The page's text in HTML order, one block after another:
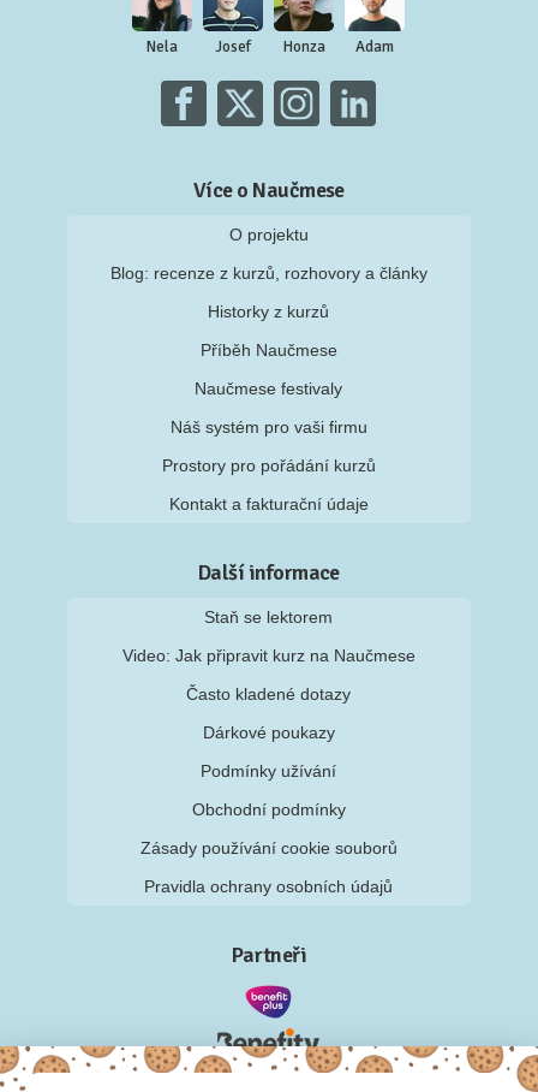
Nela Josef Honza Adam
Více o Naučmese
O projektu
Blog: recenze z kurzů, rozhovory a články
Historky z kurzů
Příběh Naučmese
Naučmese festivaly
Náš systém pro vaši firmu
Prostory pro pořádání kurzů
Kontakt a fakturační údaje
Další informace
Staň se lektorem
Video: Jak připravit kurz na Naučmese
Často kladené dotazy
Dárkové poukazy
Podmínky užívání
Obchodní podmínky
Zásady používání cookie souborů
Pravidla ochrany osobních údajů
Partneři